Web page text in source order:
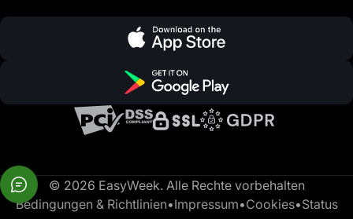
© 2026 EasyWeek. Alle Rechte vorbehalten
Bedingungen & Richtlinien•Impressum•Cookies•Status